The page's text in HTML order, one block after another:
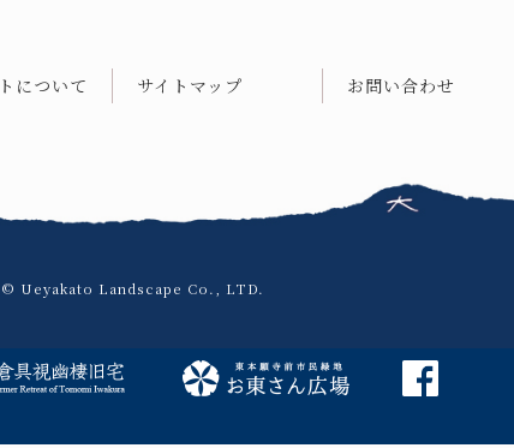
について サイトマップ お問い合わせ
© Ueyakato Landscape Co., LTD.